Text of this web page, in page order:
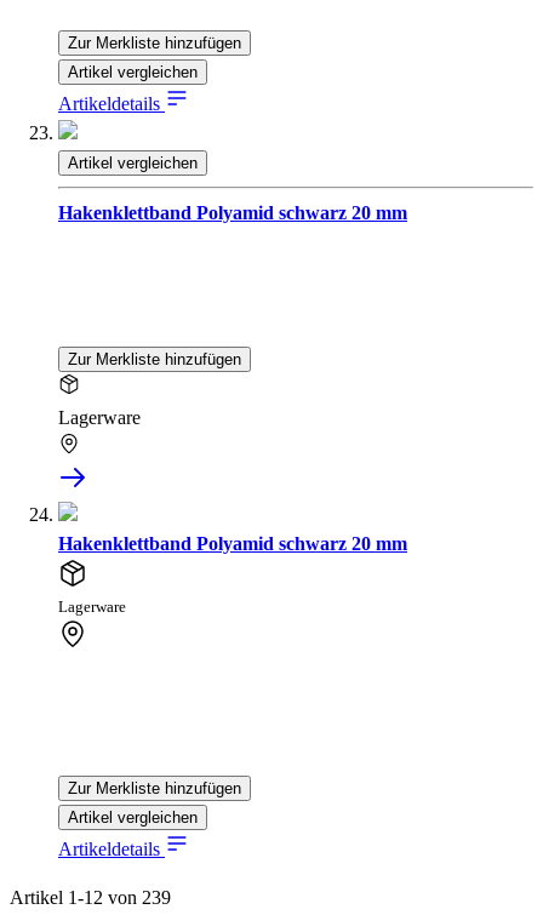
Zur Merkliste hinzufügen
Artikel vergleichen
Artikeldetails
Artikel vergleichen
Hakenklettband Polyamid schwarz 20 mm
Zur Merkliste hinzufügen
Lagerware
Hakenklettband Polyamid schwarz 20 mm
Lagerware
Zur Merkliste hinzufügen
Artikel vergleichen
Artikeldetails
Artikel 1-12 von 239